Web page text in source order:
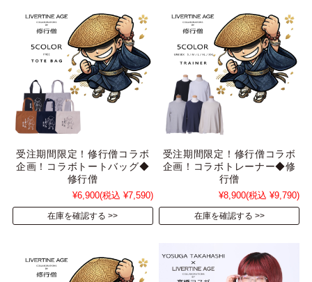
受注期間限定！修行僧コラボ
企画！コラボトートバッグ◆
修行僧
¥6,900(税込 ¥7,590)
在庫を確認する
受注期間限定！修行僧コラボ
企画！コラボトレーナー◆修
行僧
¥8,900(税込 ¥9,790)
在庫を確認する